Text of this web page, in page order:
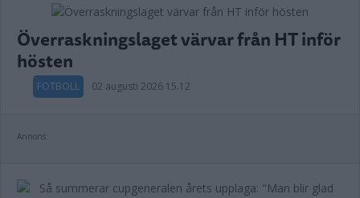
Överraskningslaget värvar från HT inför
hösten
FOTBOLL 02 augusti 2026 15.12
Annons: